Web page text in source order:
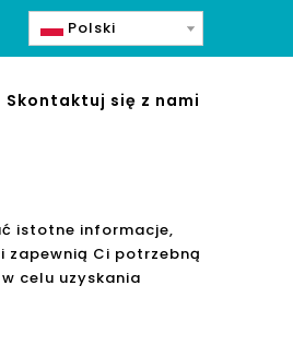
Polski
Skontaktuj się z nami
istotne informacje,
zapewnią Ci potrzebną
celu uzyskania